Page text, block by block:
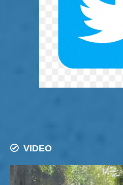
VIDEO
Pemutar
Video